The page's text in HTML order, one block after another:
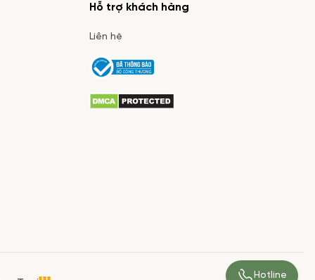
Hỗ trợ khách hàng
Liên hệ
Hotline